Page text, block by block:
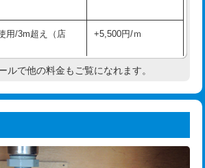
（VP・HI）使
33,000円
管（VP・HI）使
+8,800円
ング鋼管・銅
用/3ｍまで)
ニング鋼管・銅
用/3m超え（店
+5,500円/ｍ
現地調査
で
/3m超え
ルで他の料金もご覧になれます。